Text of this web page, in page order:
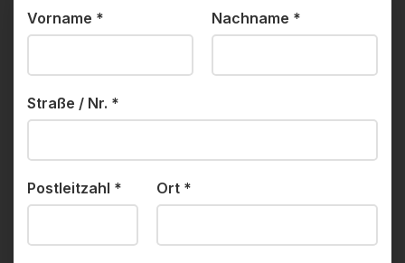
Vorname * Nachname *
Straße / Nr. *
Postleitzahl * Ort *